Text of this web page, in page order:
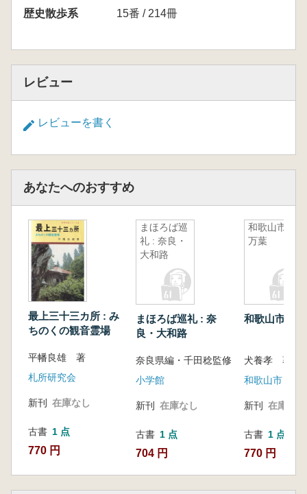
歴史散歩系
15番 / 214冊
レビュー
レビューを書く
あなたへのおすすめ
最上三十三カ所 : み
ちのくの観音霊場
平幡良雄 著
札所研究会
新刊 在庫なし
古書 1 点
770 円
まほろば巡
礼 : 奈良・
大和路
まほろば巡礼 : 奈
良・大和路
奈良県編・千田稔監修
小学館
新刊 在庫なし
古書 1 点
704 円
和歌山市の
万葉
和歌山市の
犬養孝 著
和歌山市
新刊 在庫なし
古書 1 点
770 円